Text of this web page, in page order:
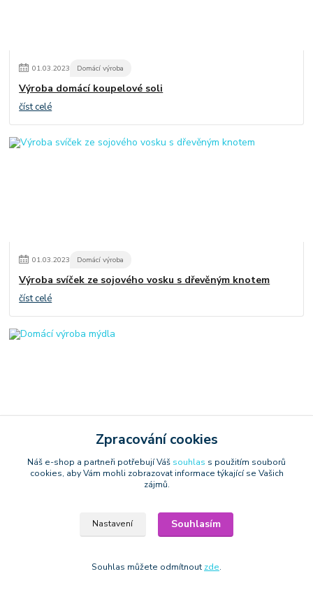
01.03.2023 Domácí výroba
Výroba domácí koupelové soli
číst celé
01.03.2023 Domácí výroba
Výroba svíček ze sojového vosku s dřevěným knotem
číst celé
Domácí výroba mýdla
Zobrazit všechny články
Zpracování cookies
Náš e-shop a partneři potřebují Váš souhlas s použitím souborů
cookies, aby Vám mohli zobrazovat informace týkající se Vašich
zájmů.
Nastavení Souhlasím
Souhlas můžete odmítnout zde.